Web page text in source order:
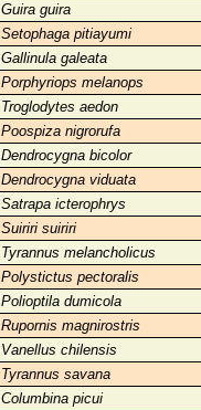
Guira guira
Setophaga pitiayumi
Gallinula galeata
Porphyriops melanops
Troglodytes aedon
Poospiza nigrorufa
Dendrocygna bicolor
Dendrocygna viduata
Satrapa icterophrys
Suiriri suiriri
Tyrannus melancholicus
Polystictus pectoralis
Polioptila dumicola
Rupornis magnirostris
Vanellus chilensis
Tyrannus savana
Columbina picui